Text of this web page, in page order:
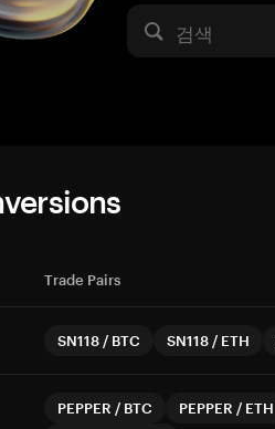
검색
Trade Pairs
SN118 / BTC SN118 / ETH
PEPPER / BTC PEPPER / ETH